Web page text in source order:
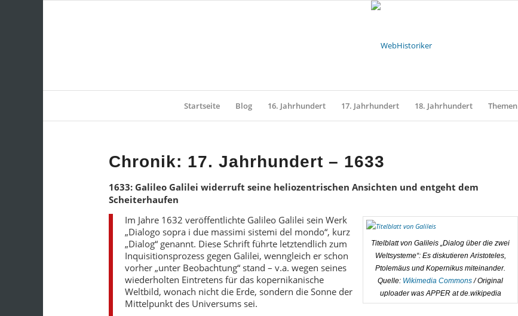
Startseite Blog 16. Jahrhundert 17. Jahrhundert 18. Jahrhundert Themen
Chronik: 17. Jahrhundert – 1633
1633: Galileo Galilei widerruft seine heliozentrischen Ansichten und entgeht dem
Scheiterhaufen
Titelblatt von Galileis „Dialog über die zwei
Weltsysteme“: Es diskutieren Aristoteles,
Ptolemäus und Kopernikus miteinander.
Quelle: Wikimedia Commons / Original
uploader was APPER at de.wikipedia
Im Jahre 1632 veröffentlichte Galileo Galilei sein Werk
„Dialogo sopra i due massimi sistemi del mondo“, kurz
„Dialog“ genannt. Diese Schrift führte letztendlich zum
Inquisitionsprozess gegen Galilei, wenngleich er schon
vorher „unter Beobachtung“ stand – v.a. wegen seines
wiederholten Eintretens für das kopernikanische
Weltbild, wonach nicht die Erde, sondern die Sonne der
Mittelpunkt des Universums sei.